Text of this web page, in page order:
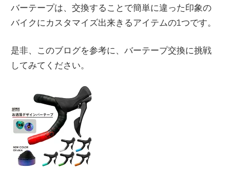
バーテープは、交換することで簡単に違った印象の
バイクにカスタマイズ出来きるアイテムの1つです。
是非、このブログを参考に、バーテープ交換に挑戦
してみてください。